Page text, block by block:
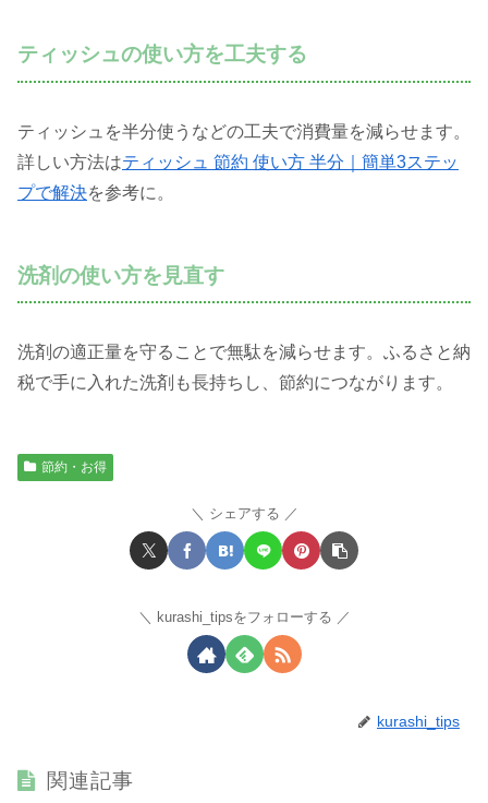
ティッシュの使い方を工夫する
ティッシュを半分使うなどの工夫で消費量を減らせます。
詳しい方法はティッシュ 節約 使い方 半分｜簡単3ステッ
プで解決を参考に。
洗剤の使い方を見直す
洗剤の適正量を守ることで無駄を減らせます。ふるさと納
税で手に入れた洗剤も長持ちし、節約につながります。
節約・お得
シェアする
kurashi_tipsをフォローする
kurashi_tips
関連記事